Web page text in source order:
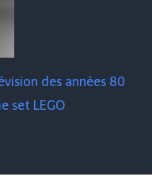
des années 80
set LEGO